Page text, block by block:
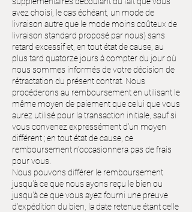
avez choisi, le cas échéant, un mode de
livraison autre que le mode moins coûteux de
livraison standard proposé par nous) sans
retard excessif et, en tout état de cause, au
plus tard quatorze jours à compter du jour où
nous sommes informés de votre décision de
rétractation du présent contrat. Nous
procéderons au remboursement en utilisant le
même moyen de paiement que celui que vous
aurez utilisé pour la transaction initiale, sauf si
vous convenez expressément d'un moyen
différent ; en tout état de cause, ce
remboursement n'occasionnera pas de frais
pour vous.
Nous pouvons différer le remboursement
jusqu'à ce que nous ayons reçu le bien ou
jusqu'à ce que vous ayez fourni une preuve
d'expédition du bien, la date retenue étant celle